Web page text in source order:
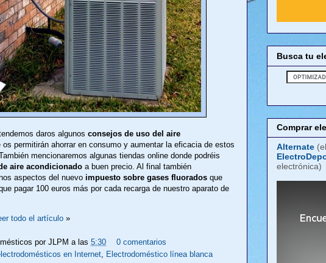
daros algunos consejos de uso del aire
os permitirán ahorrar en consumo y aumentar la eficacia de estos
mencionaremos algunas tiendas online donde podréis
aire acondicionado a buen precio. Al final también
aspectos del nuevo impuesto sobre gases fluorados que
pagar 100 euros más por cada recarga de nuestro aparato de
todo el artículo »
por JLPM a las 5:30
0 comentarios
en Internet Electrodoméstico línea blanca
Busca tu
Comprar
Alternate
electrónica)